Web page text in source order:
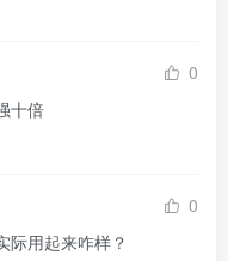
0
十倍
0
际用起来咋样？